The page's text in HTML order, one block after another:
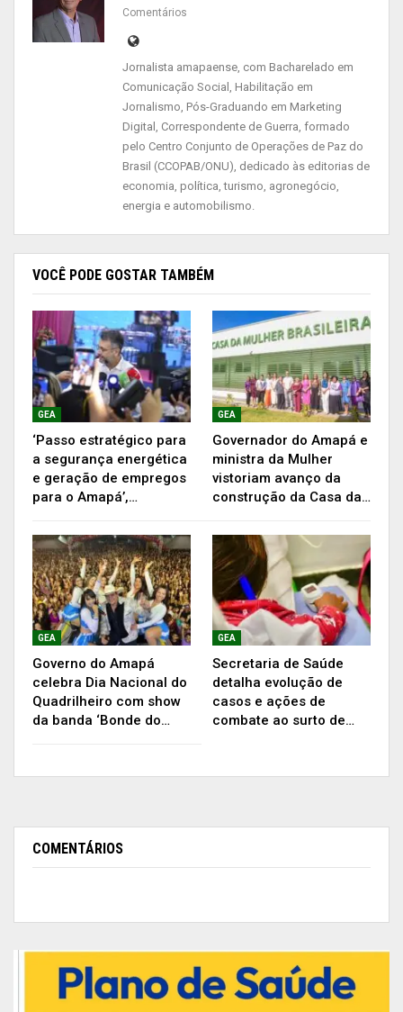
Segundo o professor de música Alex Moizinh
Jesus, responsável por ministrar as oficinas, a
ideia principal é trabalhar a musicalidade através
de materiais reaproveitáveis.
“Trabalhar com esses materiais recicláveis é
importante, pois vemos todos os dias que a
quantidade de lixo despejada é muito grande.
Então, a oficina prioriza a utilização de objetos
recicláveis e o desenvolvimento desses
estudantes na percepção musical, trabalhando a
coordenação motora e a conscientização
ambiental”, completou Moizinh.
Ariane Leite, aprender a tocar em um instrumento
“Eu já sei tocar um pouco de bateria, mas a
Comentários
Jornalista amapaense, com Bacharelado em
Comunicação Social, Habilitação em
Jornalismo, Pós-Graduando em Marketing
Digital, Correspondente de Guerra, formado
pelo Centro Conjunto de Operações de Paz do
Brasil (CCOPAB/ONU), dedicado às editorias de
economia, política, turismo, agronegócio,
energia e automobilismo.
VOCÊ PODE GOSTAR TAMBÉM
GEA
‘Passo estratégico para
a segurança energética
e geração de empregos
para o Amapá’,…
GEA
Governador do Amapá e
ministra da Mulher
vistoriam avanço da
construção da Casa da…
GEA
Governo do Amapá
celebra Dia Nacional do
Quadrilheiro com show
da banda ‘Bonde do…
GEA
Secretaria de Saúde
detalha evolução de
casos e ações de
combate ao surto de…
COMENTÁRIOS